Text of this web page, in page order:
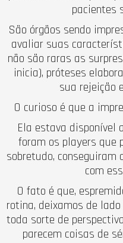
pacientes
São órgãos sendo
avaliar suas
não são raras as
inicia), próteses
sua rejeição
O curioso é que a
Ela estava disponível
foram os players que
sobretudo, conseguiram
com
O fato é que,
rotina, deixamos de
toda sorte de
parecem coisas de